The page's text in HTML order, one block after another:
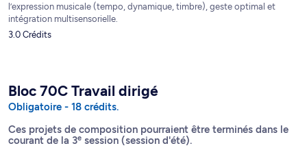
l’expression musicale (tempo, dynamique, timbre), geste optimal et
intégration multisensorielle.
3.0 Crédits
Bloc 70C Travail dirigé
Obligatoire - 18 crédits.
Ces projets de composition pourraient être terminés dans le
courant de la 3e session (session d'été).